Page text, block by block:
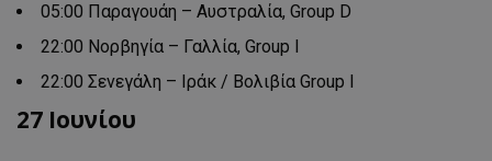
05:00 Παραγουάη – Αυστραλία, Group D
22:00 Νορβηγία – Γαλλία, Group Ι
22:00 Σενεγάλη – Ιράκ / Βολιβία Group Ι
27 Ιουνίου